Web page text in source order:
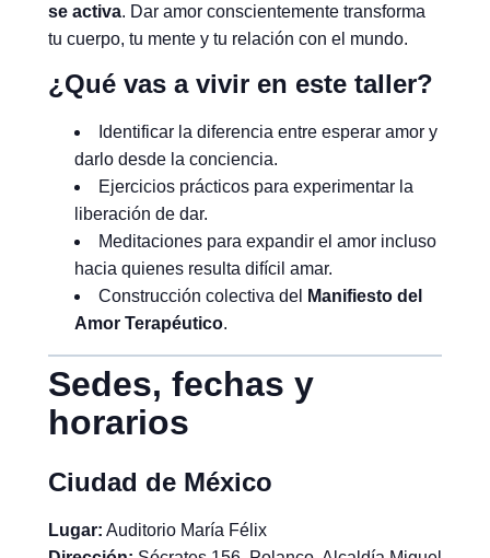
se activa. Dar amor conscientemente transforma
tu cuerpo, tu mente y tu relación con el mundo.
¿Qué vas a vivir en este taller?
Identificar la diferencia entre esperar amor y
darlo desde la conciencia.
Ejercicios prácticos para experimentar la
liberación de dar.
Meditaciones para expandir el amor incluso
hacia quienes resulta difícil amar.
Construcción colectiva del
Manifiesto del
Amor Terapéutico.
Sedes, fechas y
horarios
Ciudad de México
Lugar: Auditorio María Félix